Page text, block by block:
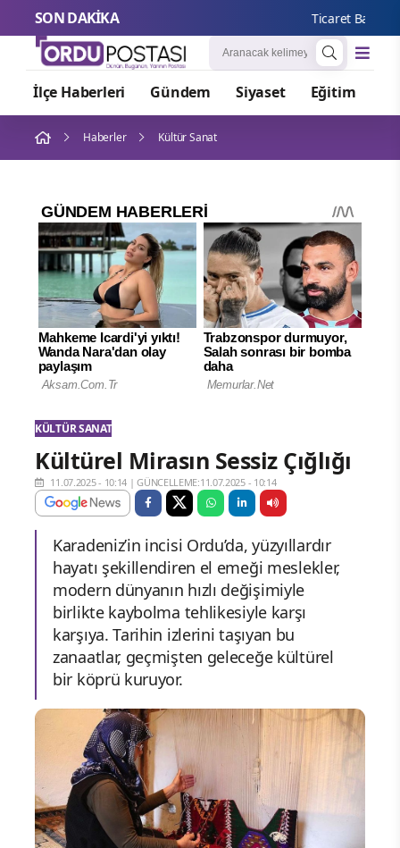
SON DAKİKA Ticaret
İlçe Haberleri Gündem Siyaset Eğitim
Haberler Kültür Sanat
KÜLTÜR SANAT
Kültürel Mirasın Sessiz Çığlığı
11.07.2025 - 10:14 |GÜNCELLEME:11.07.2025 - 10:14
Karadeniz’in incisi Ordu’da, yüzyıllardır
hayatı şekillendiren el emeği meslekler,
modern dünyanın hızlı değişimiyle
birlikte kaybolma tehlikesiyle karşı
karşıya. Tarihin izlerini taşıyan bu
zanaatlar, geçmişten geleceğe kültürel
bir köprü kuruyor.